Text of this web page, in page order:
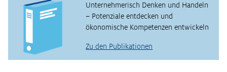
Unternehmerisch Denken und Handeln
– Potenziale entdecken und
ökonomische Kompetenzen entwickeln
Zu den Publikationen